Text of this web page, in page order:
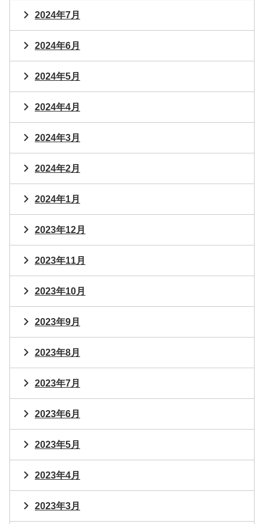
2024年7月
2024年6月
2024年5月
2024年4月
2024年3月
2024年2月
2024年1月
2023年12月
2023年11月
2023年10月
2023年9月
2023年8月
2023年7月
2023年6月
2023年5月
2023年4月
2023年3月